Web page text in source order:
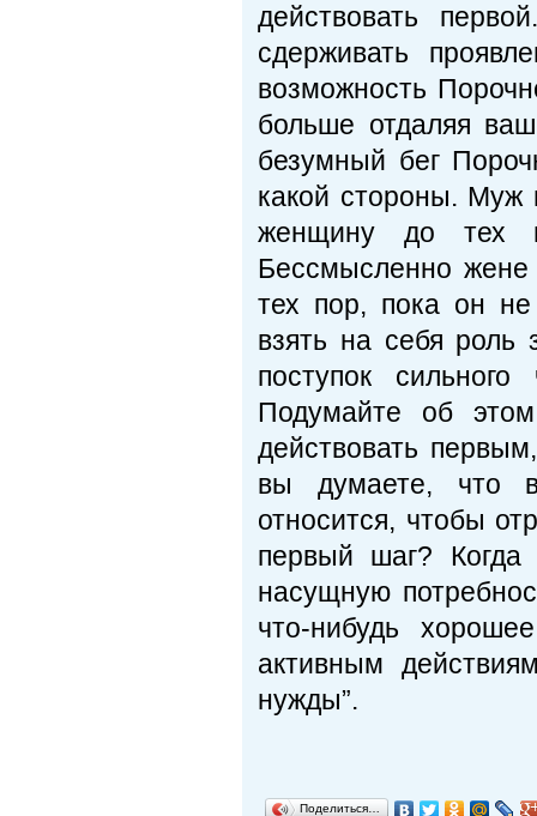
действовать
сдерживать
возможность
больше отдаляя
безумный бег
какой стороны. Муж
женщину до тех
Бессмысленно жене
тех пор, пока он
взять на себя роль
поступок
Подумайте об
действовать
вы думаете, что
относится, чтобы
первый шаг? Когда
насущную
что-нибудь
активным
нужды”.
Поделиться…